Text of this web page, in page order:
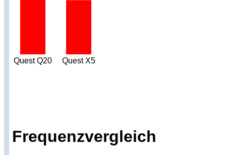
Quest Q20 Quest X5
Frequenzvergleich